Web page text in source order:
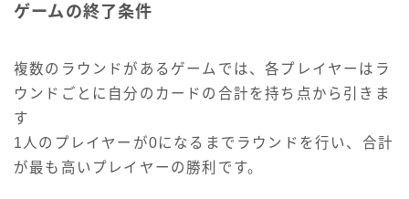
ゲームの終了条件
複数のラウンドがあるゲームでは、各プレイヤーはラ
ウンドごとに自分のカードの合計を持ち点から引きま
す
1人のプレイヤーが0になるまでラウンドを行い、合計
が最も高いプレイヤーの勝利です。